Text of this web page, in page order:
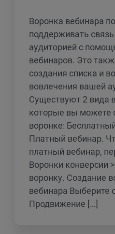
Воронка вебинара
поддерживать
аудиторией с
вебинаров. Это
создания списка и
вовлечения вашей
Существуют 2 вида
которые вы можете
воронке:
Платный вебинар.
платный вебинар,
Воронки конверсии
воронку. Создание
вебинара Выберите
Продвижение […]